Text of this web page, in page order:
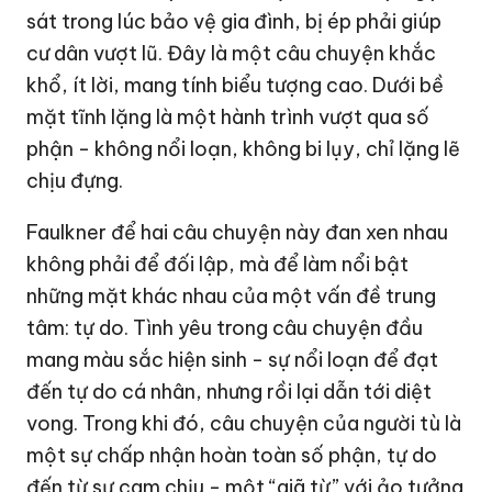
sát trong lúc bảo vệ gia đình, bị ép phải giúp
cư dân vượt lũ. Đây là một câu chuyện khắc
khổ, ít lời, mang tính biểu tượng cao. Dưới bề
mặt tĩnh lặng là một hành trình vượt qua số
phận - không nổi loạn, không bi lụy, chỉ lặng lẽ
chịu đựng.
Faulkner để hai câu chuyện này đan xen nhau
không phải để đối lập, mà để làm nổi bật
những mặt khác nhau của một vấn đề trung
tâm: tự do. Tình yêu trong câu chuyện đầu
mang màu sắc hiện sinh - sự nổi loạn để đạt
đến tự do cá nhân, nhưng rồi lại dẫn tới diệt
vong. Trong khi đó, câu chuyện của người tù là
một sự chấp nhận hoàn toàn số phận, tự do